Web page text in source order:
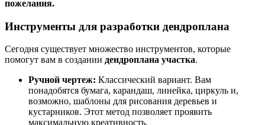
пожелания.
Инструменты для разработки дендроплана
Сегодня существует множество инструментов, которые
помогут вам в создании дендроплана участка.
Ручной чертеж: Классический вариант. Вам
понадобятся бумага, карандаш, линейка, циркуль и,
возможно, шаблоны для рисования деревьев и
кустарников. Этот метод позволяет проявить
максимальную креативность.